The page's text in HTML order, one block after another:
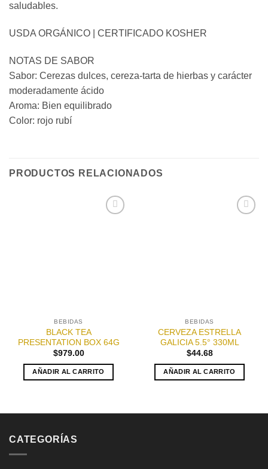
saludables.
USDA ORGÁNICO | CERTIFICADO KOSHER
NOTAS DE SABOR
Sabor: Cerezas dulces, cereza-tarta de hierbas y carácter
moderadamente ácido
Aroma: Bien equilibrado
Color: rojo rubí
PRODUCTOS RELACIONADOS
BEBIDAS
BLACK TEA
PRESENTATION BOX 64G
$979.00
AÑADIR AL CARRITO
BEBIDAS
CERVEZA ESTRELLA
GALICIA 5.5° 330ML
$44.68
AÑADIR AL CARRITO
CATEGORÍAS